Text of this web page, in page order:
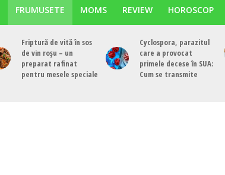
FRUMUSETE MOMS REVIEW HOROSCOP
Friptură de vită în sos
de vin roșu – un
preparat rafinat
pentru mesele speciale
Cyclospora, parazitul
care a provocat
primele decese în SUA:
Cum se transmite